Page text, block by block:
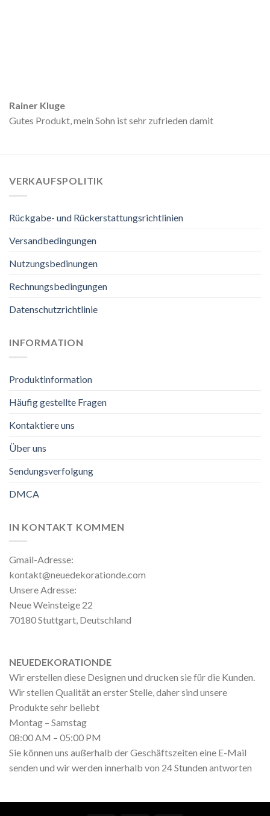
Rainer Kluge
Gutes Produkt, mein Sohn ist sehr zufrieden damit
VERKAUFSPOLITIK
Rückgabe- und Rückerstattungsrichtlinien
Versandbedingungen
Nutzungsbedinungen
Rechnungsbedingungen
Datenschutzrichtlinie
INFORMATION
Produktinformation
Häufig gestellte Fragen
Kontaktiere uns
Über uns
Sendungsverfolgung
DMCA
IN KONTAKT KOMMEN
Gmail-Adresse:
kontakt@neuedekorationde.com
Unsere Adresse:
Neue Weinsteige 22
70180 Stuttgart, Deutschland
NEUEDEKORATIONDE
Wir erstellen diese Designen und drucken sie für die Kunden.
Wir stellen Qualität an erster Stelle, daher sind unsere
Produkte sehr beliebt
Montag – Samstag
08:00 AM – 05:00 PM
Sie können uns außerhalb der Geschäftszeiten eine E-Mail
senden und wir werden innerhalb von 24 Stunden antworten